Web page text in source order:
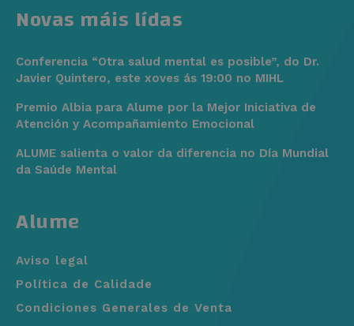
Alume
Aviso legal
Política de Calidade
Condiciones Generales de Venta
Novas máis lídas
Conferencia “Otra salud mental es posible”, do Dr.
Javier Quintero, este xoves ás 19:00 no MIHL
Premio Albia para Alume por la Mejor Iniciativa de
Atención y Acompañamiento Emocional
ALUME salienta o valor da diferencia no Día Mundial
da Saúde Mental